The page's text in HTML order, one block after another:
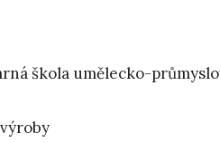
škola umělecko-